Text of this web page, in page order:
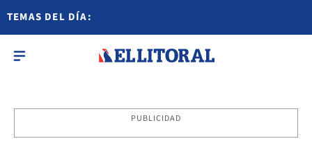
TEMAS DEL DÍA:
PUBLICIDAD